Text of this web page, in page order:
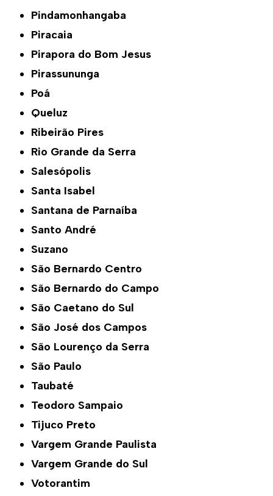
Pindamonhangaba
Piracaia
Pirapora do Bom Jesus
Pirassununga
Poá
Queluz
Ribeirão Pires
Rio Grande da Serra
Salesópolis
Santa Isabel
Santana de Parnaíba
Santo André
Suzano
São Bernardo Centro
São Bernardo do Campo
São Caetano do Sul
São José dos Campos
São Lourenço da Serra
São Paulo
Taubaté
Teodoro Sampaio
Tijuco Preto
Vargem Grande Paulista
Vargem Grande do Sul
Votorantim